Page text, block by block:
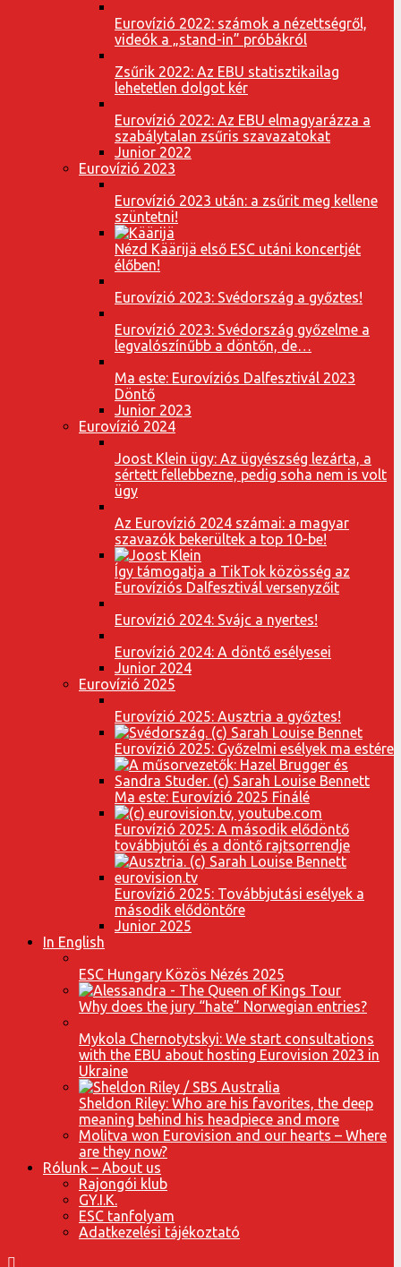
Eurovízió 2022: számok a nézettségről,
videók a „stand-in” próbákról
Zsűrik 2022: Az EBU statisztikailag
lehetetlen dolgot kér
Eurovízió 2022: Az EBU elmagyarázza a
szabálytalan zsűris szavazatokat
Junior 2022
Eurovízió 2023
Eurovízió 2023 után: a zsűrit meg kellene
szüntetni!
Nézd Käärijä első ESC utáni koncertjét
élőben!
Eurovízió 2023: Svédország a győztes!
Eurovízió 2023: Svédország győzelme a
legvalószínűbb a döntőn, de…
Ma este: Eurovíziós Dalfesztivál 2023
Döntő
Junior 2023
Eurovízió 2024
Joost Klein ügy: Az ügyészség lezárta, a
sértett fellebbezne, pedig soha nem is volt
ügy
Az Eurovízió 2024 számai: a magyar
szavazók bekerültek a top 10-be!
Így támogatja a TikTok közösség az
Eurovíziós Dalfesztivál versenyzőit
Eurovízió 2024: Svájc a nyertes!
Eurovízió 2024: A döntő esélyesei
Junior 2024
Eurovízió 2025
Eurovízió 2025: Ausztria a győztes!
Eurovízió 2025: Győzelmi esélyek ma estére
Ma este: Eurovízió 2025 Finálé
Eurovízió 2025: A második elődöntő
továbbjutói és a döntő rajtsorrendje
Eurovízió 2025: Továbbjutási esélyek a
második elődöntőre
Junior 2025
In English
ESC Hungary Közös Nézés 2025
Why does the jury “hate” Norwegian entries?
Mykola Chernotytskyi: We start consultations
with the EBU about hosting Eurovision 2023 in
Ukraine
Sheldon Riley: Who are his favorites, the deep
meaning behind his headpiece and more
Molitva won Eurovision and our hearts – Where
are they now?
Rólunk – About us
Rajongói klub
GY.I.K.
ESC tanfolyam
Adatkezelési tájékoztató